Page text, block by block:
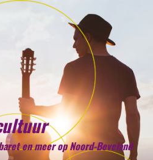
en meer op Noord-Beveland